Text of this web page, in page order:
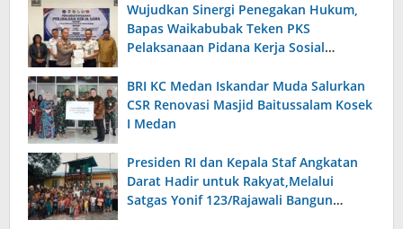
Wujudkan Sinergi Penegakan Hukum,
Bapas Waikabubak Teken PKS
Pelaksanaan Pidana Kerja Sosial
BRI KC Medan Iskandar Muda Salurkan
CSR Renovasi Masjid Baitussalam Kosek
I Medan
Presiden RI dan Kepala Staf Angkatan
Darat Hadir untuk Rakyat,Melalui
Satgas Yonif 123/Rajawali Bangun